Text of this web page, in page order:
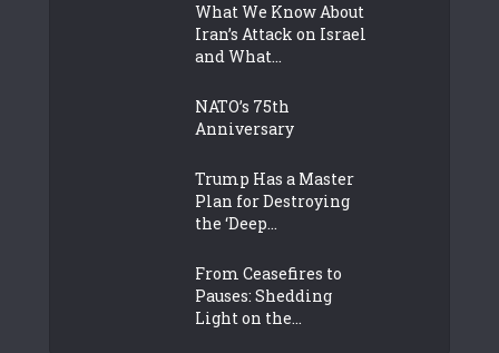
What We Know About
Iran’s Attack on Israel
and What...
NATO’s 75th
Anniversary
Trump Has a Master
Plan for Destroying
the ‘Deep...
From Ceasefires to
Pauses: Shedding
Light on the...